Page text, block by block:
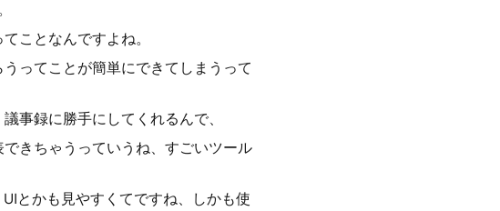
ことなんですよね。
ってことが簡単にできてしまうって
事録に勝手にしてくれるんで、
きちゃうっていうね、すごいツール
とかも見やすくてですね、しかも使